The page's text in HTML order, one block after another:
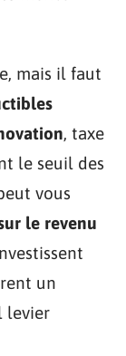
mais il faut
, taxe
le seuil des
vous
le revenu
un
levier